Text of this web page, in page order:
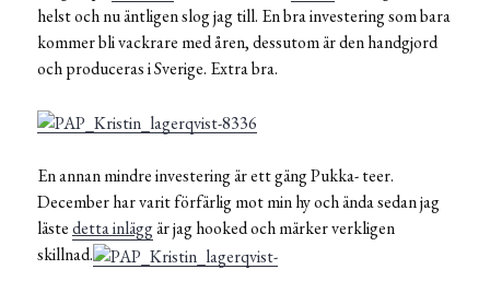
helst och nu äntligen slog jag till. En bra investering som bara
kommer bli vackrare med åren, dessutom är den handgjord
och produceras i Sverige. Extra bra.
En annan mindre investering är ett gäng Pukka- teer.
December har varit förfärlig mot min hy och ända sedan jag
lästedetta inläggär jag hooked och märker verkligen
skillnad.